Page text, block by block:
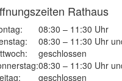
Rathaus
08:30 – 11:30 Uhr
08:30 – 11:30 Uhr
geschlossen
08:30 – 11:30 Uhr
geschlossen